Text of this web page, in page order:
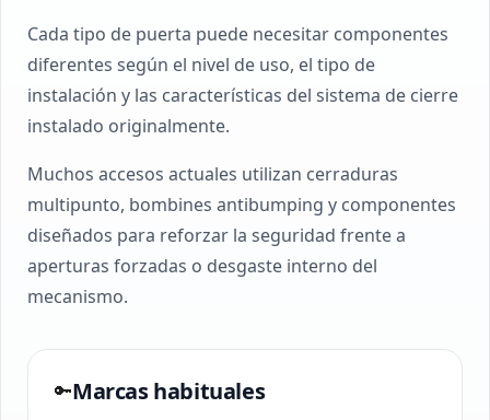
Cada tipo de puerta puede necesitar componentes
diferentes según el nivel de uso, el tipo de
instalación y las características del sistema de cierre
instalado originalmente.
Muchos accesos actuales utilizan cerraduras
multipunto, bombines antibumping y componentes
diseñados para reforzar la seguridad frente a
aperturas forzadas o desgaste interno del
mecanismo.
🔑Marcas habituales